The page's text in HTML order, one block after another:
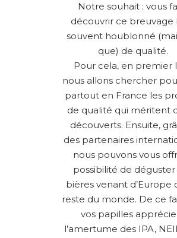
Notre souhait : vous
découvrir ce breuvage
souvent houblonné
que) de qualité.
Pour cela, en premier
nous allons chercher
partout en France les
de qualité qui méritent
découverts. Ensuite,
des partenaires
nous pouvons vous
possibilité de déguster
bières venant d’Europe
reste du monde. De ce
vos papilles
l’amertume des IPA,